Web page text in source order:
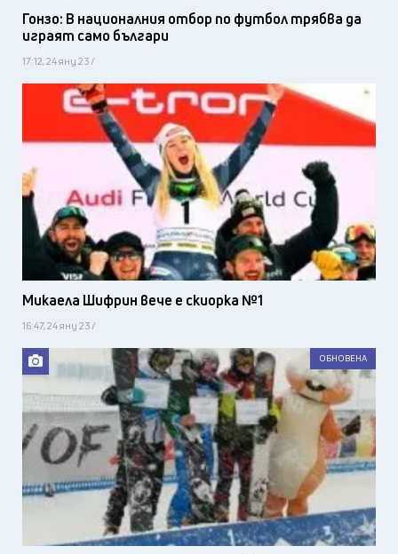
Гонзо: В националния отбор по футбол трябва да
играят само българи
17:12, 24 яну 23 /
Микаела Шифрин вече е скиорка №1
16:47, 24 яну 23 /
ОБНОВЕНА